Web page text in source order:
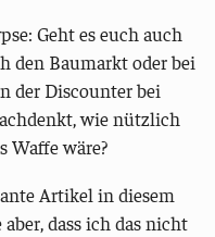
Geht es euch auch
den Baumarkt oder bei
der Discounter bei
wie nützlich
Waffe wäre?
Artikel in diesem
dass ich das nicht